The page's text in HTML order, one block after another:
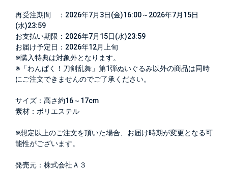
再受注期間 ：2026年7月3日(金)16:00～2026年7月15日
(水)23:59
お支払い期限：2026年7月15日(水)23:59
お届け予定日：2026年12月上旬
※購入特典は対象外となります。
※「わんぱく！刀剣乱舞」第1弾ぬいぐるみ以外の商品は同時
にご注文できませんのでご了承ください。
サイズ：高さ約16～17cm
素材：ポリエステル
※想定以上のご注文を頂いた場合、お届け時期が変更となる可
能性がございます。
発売元：株式会社Ａ３